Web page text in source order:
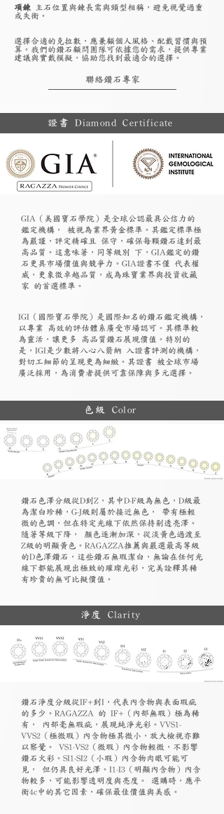
項鍊 主石位置與鍊長需與頸型相稱，避免視覺過重
或失衡。
選擇合適的克拉數，應兼顧個人風格、配戴習慣與預
算。我們的鑽石顧問團隊可依據您的需求，提供專業
建議與實戴模擬，協助您找到最適合的選擇。
聯絡鑽石專家
證書 Diamond Certificate
GIA（美國寶石學院）是全球公認最具公信力的
鑑定機構， 被視為業界黃金標準。其鑑定標準極
為嚴謹，評定精確且 保守，確保每顆鑽石達到最
高品質。這意味著，同等級別 下，GIA鑑定的鑽
石更具市場價值與競爭力。GIA證書不僅 代表權
威，更象徵卓越品質，成為珠寶業界與投資收藏
家 的首選標準。
​IGI（國際寶石學院）是國際知名的鑽石鑑定機構，
以專業 高效的評估體系廣受市場認可。其標準較
為靈活，讓更多 高品質鑽石展現價值。特別的
是，IGI是少數將八心八箭納 入證書評測的機構，
對切工細節的呈現更為細緻。其證書 被全球市場
廣泛採用，為消費者提供可靠保障與多元選擇。
色級 Color
鑽石色澤分級從D到Z，其中D-F級為無色，D級最
為潔白珍稀，G-J級則屬於接近無色， 帶有極輕
微的色調，但在特定光線下依然保持剔透亮澤。
隨著等級下降， 顏色逐漸加深，從淡黃色過渡至
Z級的明顯黃色。RAGAZZA推薦與嚴選最高等級
的D色澤鑽石，這些鑽石無瑕潔白，無論在任何光
線下都能展現出極致的璀璨光彩，完美詮釋其稀
有珍貴的無可比擬價值。
淨度 Clarity
鑽石淨度分級從IF+到I，代表內含物與表面瑕疵
的多少。RAGAZZA 的 IF+（內部無瑕）極為稀
有， 內部毫無瑕疵，展現純淨光彩。VVS1-
VVS2（極微瑕）內含物極其微小，放大檢視亦難
以察覺。 VS1-VS2（微瑕）內含物輕微，不影響
鑽石火彩。SI1-SI2（小瑕）內含物肉眼可能可
見， 但仍具良好光澤。I1-I3（明顯內含物）內含
物較多，可能影響透明度與亮度。 選購時，應平
衡4c中的其它因素，確保最佳價值與美感。